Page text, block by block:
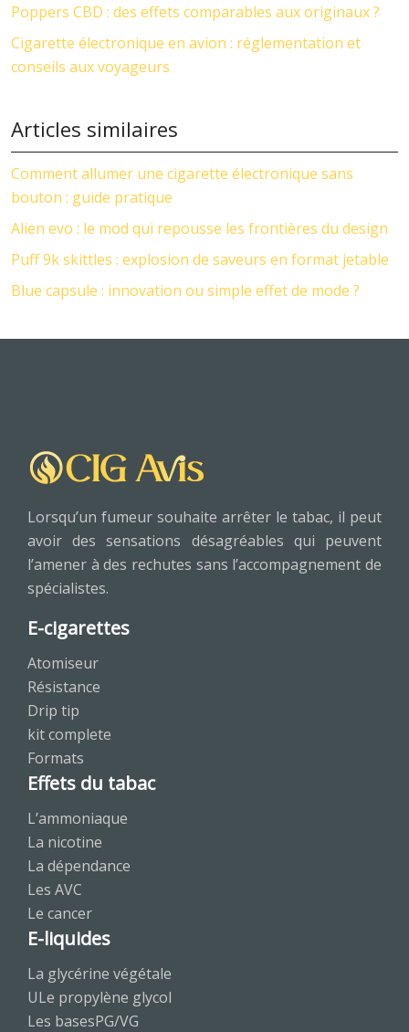
Poppers CBD : des effets comparables aux originaux ?
Cigarette électronique en avion : réglementation et
conseils aux voyageurs
Articles similaires
Comment allumer une cigarette électronique sans
bouton : guide pratique
Alien evo : le mod qui repousse les frontières du design
Puff 9k skittles : explosion de saveurs en format jetable
Blue capsule : innovation ou simple effet de mode ?
Lorsqu’un fumeur souhaite arrêter le tabac, il peut
avoir des sensations désagréables qui peuvent
l’amener à des rechutes sans l’accompagnement de
spécialistes.
E-cigarettes
Atomiseur
Résistance
Drip tip
kit complete
Formats
Effets du tabac
L’ammoniaque
La nicotine
La dépendance
Les AVC
Le cancer
E-liquides
La glycérine végétale
ULe propylène glycol
Les basesPG/VG